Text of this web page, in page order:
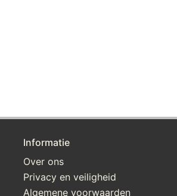
Informatie
Over ons
Privacy en veiligheid
Algemene voorwaarden